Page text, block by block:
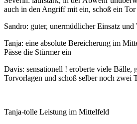
auch in den Angriff mit ein, schoß ein Tor
Sandro: guter, unermüdlicher Einsatz
Tanja: eine absolute Bereicherung im
Pässe die Stürmer ein
Davis: sensationell ! eroberte viele Bälle,
Torvorlagen und schoß selber noch zwei
Tanja-tolle Leistung im Mittelfeld